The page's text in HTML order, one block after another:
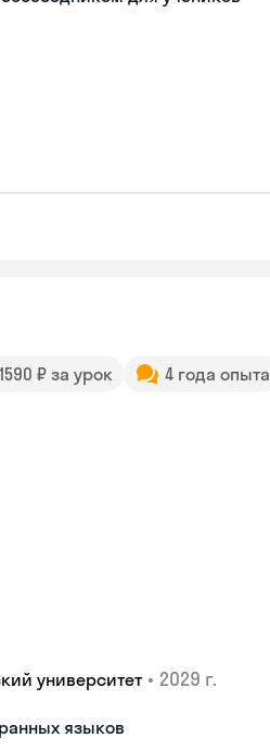
₽ за урок 4 года опыта
университет • 2029 г.
языков